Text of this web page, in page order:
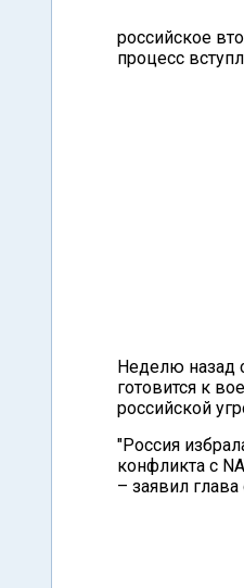
российское
процесс
Неделю назад
готовится к
российской
"Россия
конфликта с
– заявил